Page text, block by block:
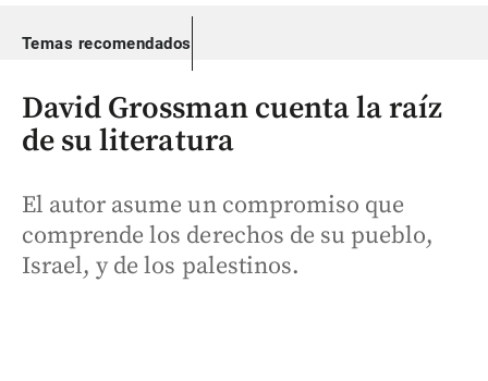
Temas recomendados
David Grossman cuenta la raíz
de su literatura
El autor asume un compromiso que
comprende los derechos de su pueblo,
Israel, y de los palestinos.